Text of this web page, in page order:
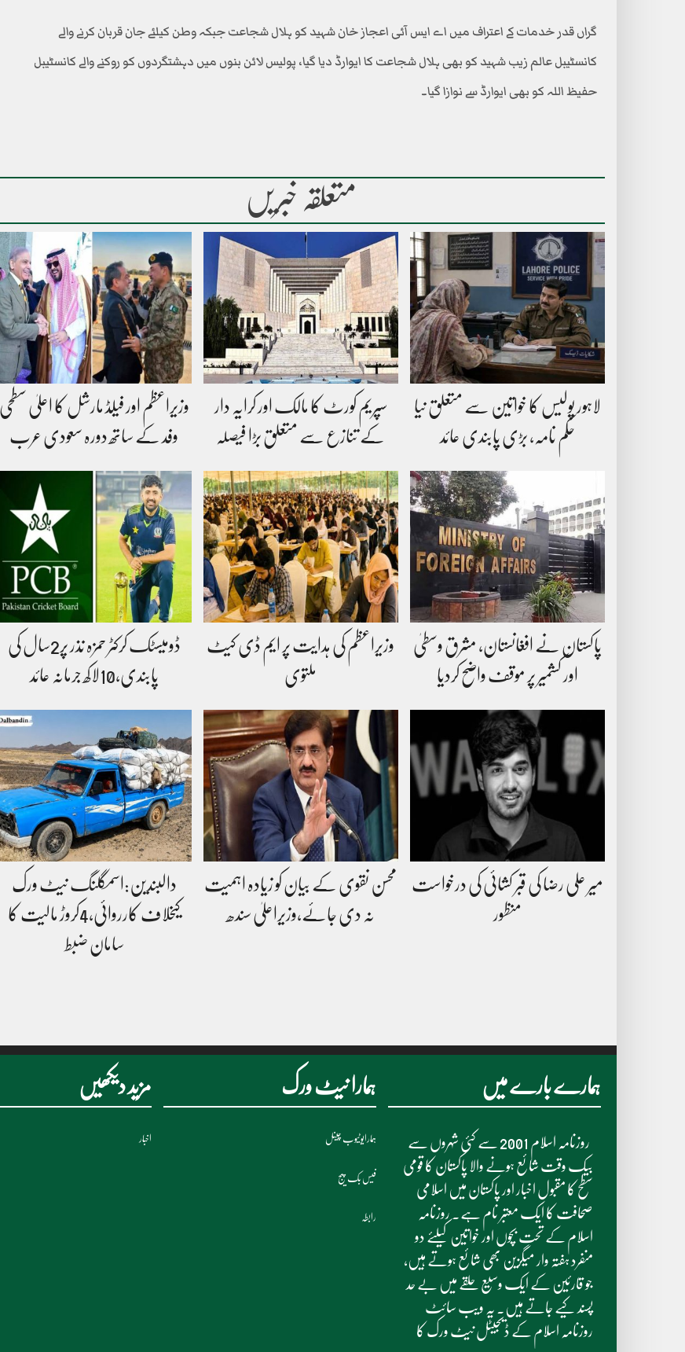
گراں قدر خدمات کے اعتراف میں اے ایس آئی اعجاز خان شہید کو ہلال شجاعت جبکہ وطن کیلئے جان قربان کرنے والے
کانسٹیبل عالم زیب شہید کو بھی ہلال شجاعت کا ایوارڈ دیا گیا، پولیس لائن بنوں میں دہشتگردوں کو روکنے والے کانسٹیبل
حفیظ اللہ کو بھی ایوارڈ سے نوازا گیا۔
متعلقہ خبریں
لاہور پولیس کا خواتین سے متعلق نیا
حکم نامہ، بڑی پابندی عائد
سپریم کورٹ کا مالک اور کرایہ دار
کے تنازع سے متعلق بڑا فیصلہ
وزیراعظم اور فیلڈ مارشل کا اعلیٰ سطحی
وفد کے ساتھ دورہ سعودی عرب
پاکستان نے افغانستان، مشرق وسطیٰ
اور کشمیر پر موقف واضح کردیا
وزیراعظم کی ہدایت پر ایم ڈی کیٹ
ملتوی
ڈومیسٹک کرکٹر حمزہ نذر پر2سال کی
پابندی،10لاکھ جرمانہ عائد
میر علی رضا کی قبر کشائی کی درخواست
منظور
محسن نقوی کے بیان کو زیادہ اہمیت
نہ دی جائے،وزیراعلیٰ سندھ
دالبندین:اسمگلنگ نیٹ ورک
کیخلاف کارروائی،4کروڑ مالیت کا
سامان ضبط
ہمارے بارے میں
روزنامہ اسلام 2001 سے کئی شہروں سے
بیک وقت شائع ہونے والا پاکستان کا قومی
سطح کا مقبول اخبار اور پاکستان میں اسلامی
صحافت کا ایک معتبر نام ہے۔ روزنامہ
اسلام کے تحت بچوں اور خواتین کیلئے دو
منفرد ہفتہ وار میگزین بھی شائع ہوتے ہیں،
جو قارئین کے ایک وسیع حلقے میں بے حد
پسند کیے جاتے ہیں۔ یہ ویب سائٹ
روزنامہ اسلام کے ڈیجیٹل نیٹ ورک کا
ہمارا نیٹ ورک
ہمارایوٹیوب چینل
فیس بک پیج
رابطہ
مزید دیکھیں
اخبار